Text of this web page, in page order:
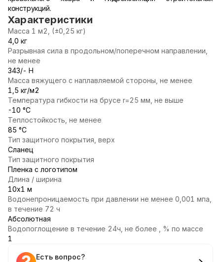
конструкций.
Характеристики
Масса 1 м2, (±0,25 кг)
4,0 кг
Разрывная сила в продольном/поперечном направлении,
не менее
343/- Н
Масса вяжущего с наплавляемой стороны, не менее
1,5 кг/м2
Температура гибкости на брусе r=25 мм, не выше
-10 °С
Теплостойкость, не менее
85 °С
Тип защитного покрытия, верх
Сланец
Тип защитного покрытия
Пленка с логотипом
Длина / ширина
10х1 м
Водонепроницаемость при давлении не менее 0,001 мпа,
в течение 72 ч
Абсолютная
Водопоглощение в течение 24ч, не более , % по массе
1
Есть вопрос?